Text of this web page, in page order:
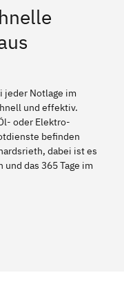
jeder Notlage im
und effektiv.
oder Elektro-
befinden
dabei ist es
das 365 Tage im